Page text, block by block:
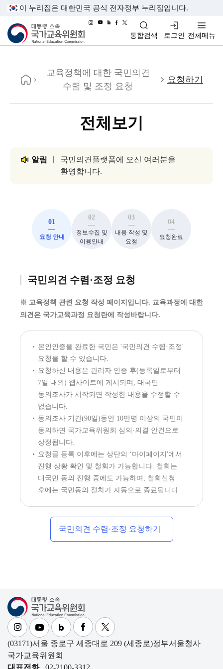
이 누리집은 대한민국 공식 전자정부 누리집입니다.
대통령소속 국가교육위원회
통합검색 로그인 전체메뉴
홈
교육정책에 대한 국민의견
수렴 및 조정 요청
요청하기
전체보기
알림
국민의견플랫폼에 오신 여러분을
환영합니다.
01
요청 안내
02
정보수집 및
이용안내
03
내용 작성 및
요청
04
요청완료
국민의견 수렴·조정 요청
※ 교육정책 관련 요청 작성 페이지입니다. 교육과정에 대한
의견은 국가교육과정 요청란에 작성바랍니다.
본인인증을 완료한 국민은 '국민의견 수렴·조정'
요청을 할 수 있습니다.
요청하신 내용은 관리자 인증 후(등록일로부터
7일 내외) 웹사이트에 게시되며, 대국민
동의조사가 시작되면 작성한 내용을 수정할 수
없습니다.
동의조사 기간(90일)동안 10만명 이상의 국민이
동의하면 국가교육위원회 심의·의결 안건으로
상정됩니다.
요청글 등록 이후에는 상단의 ‘마이페이지'에서
진행 상황 확인 및 철회가 가능합니다. 철회는
대국민 동의 진행 중에도 가능하며, 철회신청
후에는 국민동의 절차가 자동으로 종료됩니다.
국민의견 수렴·조정 요청하기
대통령소속 국가교육위원회
(03171)서울 종로구 세종대로 209 (세종로)정부서울청사
국가교육위원회
대표전화
02-2100-3312